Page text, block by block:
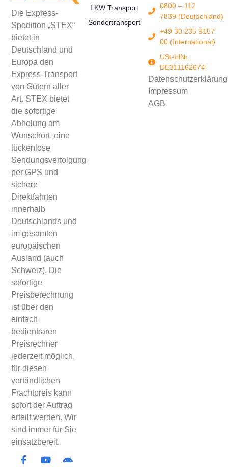
Die Express-
Spedition „STEX“
bietet in
Deutschland und
Europa den
Express-Transport
von Gütern aller
Art. STEX bietet
die sofortige
Abholung am
Wunschort, eine
lückenlose
Sendungsverfolgung
per GPS und
sichere
Direktfahrten
innerhalb
Deutschlands und
im gesamten
europäischen
Ausland (auch
Schweiz). Die
sofortige
Preisberechnung
ist über den
einfach
bedienbaren
Preisrechner
jederzeit möglich,
für diesen
verbindlichen
Frachtpreis kann
sofort der Auftrag
erteilt werden. Wir
sind immer für Sie
einsatzbereit.
LKW Transport
Sondertransport
0800 – 112
7839 (Deutschland)
+49 30 235 9157
00 (International)
USt-IdNr.:
DE311162674
Datenschutzerklärung
Impressum
AGB